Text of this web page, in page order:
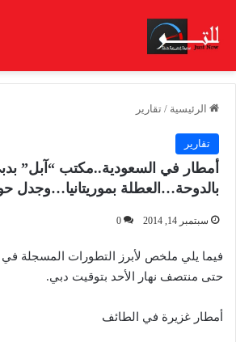
الرئيسية / تقارير
تقارير
أمطار في السعودية..مكتب “آبل”
بالدوحة…العطلة بموريتانيا…وجدل
سبتمبر 14, 2014 0
فيما يلي ملخص لأبرز التطورات المسجلة في
حتى منتصف نهار الأحد بتوقيت دبي.
أمطار غزيرة في الطائف